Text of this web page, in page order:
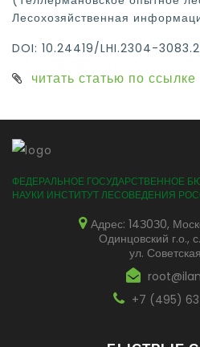
Лесохозяйственная
DOI: 10.24419/LHI.2304-
читать статью по ссылке
ФЕДЕРАЛЬНОЕ ГОСУДАРСТВЕННОЕ
НАУКИ ИНСТИТУТ ЛЕСОВЕДЕНИЯ
Адрес: 14З0З0,
Одинцовский г.о.,
ул.
+7 (495)